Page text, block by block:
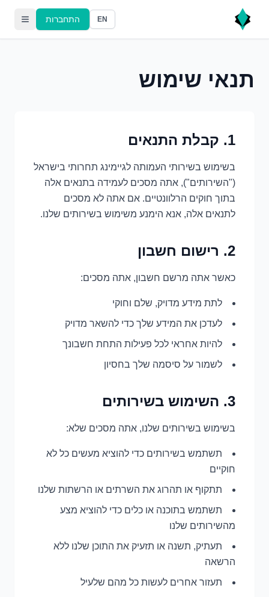
EN התחברות
תנאי שימוש
1. קבלת התנאים
בשימוש בשירותי העמותה לגיימינג תחרותי בישראל
("השירותים"), אתה מסכים לעמידה בתנאים אלה
בתוך חוקים הרלוונטיים. אם אתה לא מסכים
לתנאים אלה, אנא הימנע משימוש בשירותים שלנו.
2. רישום חשבון
כאשר אתה מרשם חשבון, אתה מסכים:
לתת מידע מדויק, שלם וחוקי
לעדכן את המידע שלך כדי להשאר מדויק
להיות אחראי לכל פעילות התחת חשבונך
לשמור על סיסמה שלך בחסיון
3. השימוש בשירותים
בשימוש בשירותים שלנו, אתה מסכים שלא:
תשתמש בשירותים כדי להוציא מעשים כל לא
חוקיים
תתקוף או תהרוג את השרתים או הרשתות שלנו
תשתמש בתוכנה או כלים כדי להוציא מצע
מהשירותים שלנו
תעתיק, תשנה או תזעיק את התוכן שלנו ללא
הרשאה
תעזור אחרים לעשות כל מהם שלעיל